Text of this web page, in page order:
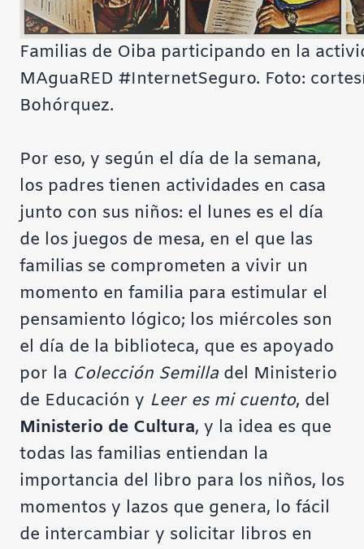
Familias de Oiba participando en la
MAguaRED #InternetSeguro. Foto:
Bohórquez.
Por eso, y según el día de la semana,
los padres tienen actividades en casa
junto con sus niños: el lunes es el día
de los juegos de mesa, en el que las
familias se comprometen a vivir un
momento en familia para estimular el
pensamiento lógico; los miércoles son
el día de la biblioteca, que es apoyado
por la Colección Semilla del Ministerio
de Educación y Leer es mi cuento, del
Ministerio de Cultura, y la idea es que
todas las familias entiendan la
importancia del libro para los niños, los
momentos y lazos que genera, lo fácil
de intercambiar y solicitar libros en